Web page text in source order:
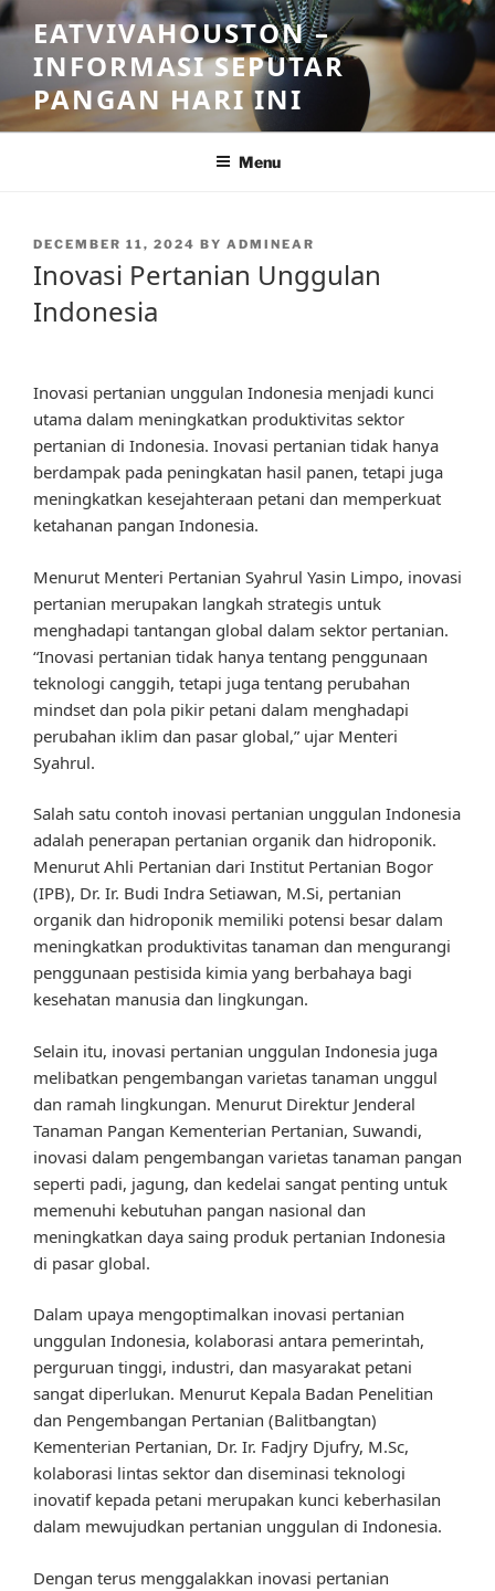
Skip
to
content
EATVIVAHOUSTON –
INFORMASI SEPUTAR
PANGAN HARI INI
Menu
POSTED
DECEMBER 11, 2024 BY ADMINEAR
Inovasi Pertanian Unggulan
Indonesia
Inovasi pertanian unggulan Indonesia menjadi kunci
utama dalam meningkatkan produktivitas sektor
pertanian di Indonesia. Inovasi pertanian tidak hanya
berdampak pada peningkatan hasil panen, tetapi juga
meningkatkan kesejahteraan petani dan memperkuat
ketahanan pangan Indonesia.
Menurut Menteri Pertanian Syahrul Yasin Limpo, inovasi
pertanian merupakan langkah strategis untuk
menghadapi tantangan global dalam sektor pertanian.
“Inovasi pertanian tidak hanya tentang penggunaan
teknologi canggih, tetapi juga tentang perubahan
mindset dan pola pikir petani dalam menghadapi
perubahan iklim dan pasar global,” ujar Menteri
Syahrul.
Salah satu contoh inovasi pertanian unggulan Indonesia
adalah penerapan pertanian organik dan hidroponik.
Menurut Ahli Pertanian dari Institut Pertanian Bogor
(IPB), Dr. Ir. Budi Indra Setiawan, M.Si, pertanian
organik dan hidroponik memiliki potensi besar dalam
meningkatkan produktivitas tanaman dan mengurangi
penggunaan pestisida kimia yang berbahaya bagi
kesehatan manusia dan lingkungan.
Selain itu, inovasi pertanian unggulan Indonesia juga
melibatkan pengembangan varietas tanaman unggul
dan ramah lingkungan. Menurut Direktur Jenderal
Tanaman Pangan Kementerian Pertanian, Suwandi,
inovasi dalam pengembangan varietas tanaman pangan
seperti padi, jagung, dan kedelai sangat penting untuk
memenuhi kebutuhan pangan nasional dan
meningkatkan daya saing produk pertanian Indonesia
di pasar global.
Dalam upaya mengoptimalkan inovasi pertanian
unggulan Indonesia, kolaborasi antara pemerintah,
perguruan tinggi, industri, dan masyarakat petani
sangat diperlukan. Menurut Kepala Badan Penelitian
dan Pengembangan Pertanian (Balitbangtan)
Kementerian Pertanian, Dr. Ir. Fadjry Djufry, M.Sc,
kolaborasi lintas sektor dan diseminasi teknologi
inovatif kepada petani merupakan kunci keberhasilan
dalam mewujudkan pertanian unggulan di Indonesia.
Dengan terus menggalakkan inovasi pertanian